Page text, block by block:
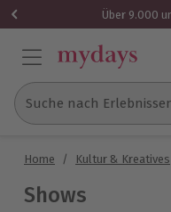
Über 9.000
Suche nach
Home / Kultur & Kreatives
Shows